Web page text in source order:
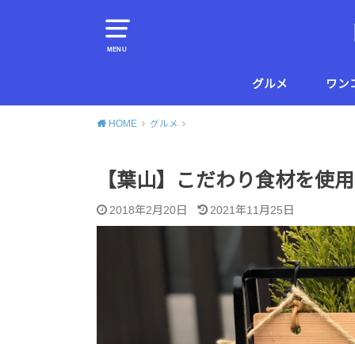
MENU
グルメ ワン
HOME グルメ
【葉山】こだわり食材を使
2018年2月20日 2021年11月25日